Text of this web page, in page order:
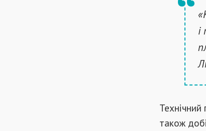
Технічний
також